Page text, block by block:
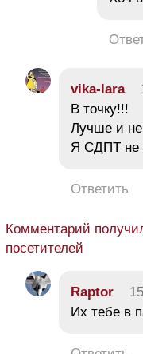
vika-lara
В точку!!!
Лучше и
Я СДПТ не
Ответить
Комментарий
посетителей
Raptor
Их тебе в